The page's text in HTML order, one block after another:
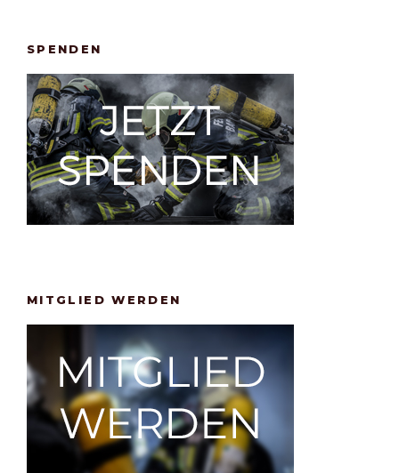
SPENDEN
MITGLIED WERDEN